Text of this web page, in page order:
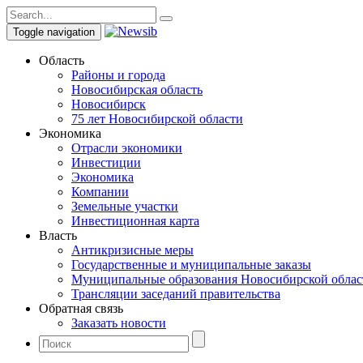
Toggle navigation
Область
Районы и города
Новосибирская область
Новосибирск
75 лет Новосибирской области
Экономика
Отрасли экономики
Инвестиции
Экономика
Компании
Земельные участки
Инвестиционная карта
Власть
Антикризисные меры
Государственные и муниципальные заказы
Муниципальные образования Новосибирской
Трансляции заседаний правительства
Обратная связь
Заказать новости